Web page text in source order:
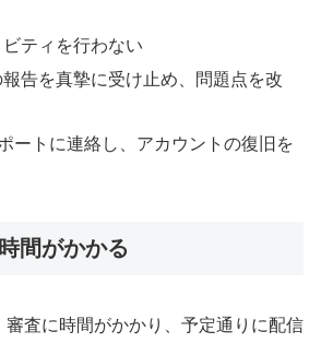
ティを行わない
告を真摯に受け止め、問題点を改
ートに連絡し、アカウントの復旧を
間がかかる
審査に時間がかかり、予定通りに配信